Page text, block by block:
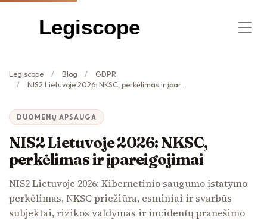
Legiscope
Legiscope Blog
GDPR
NIS2 Lietuvoje 2026: NKSC, perkėlimas ir įpareigojimai
DUOMENŲ APSAUGA
NIS2 Lietuvoje 2026: NKSC,
perkėlimas ir įpareigojimai
NIS2 Lietuvoje 2026: Kibernetinio saugumo įstatymo
perkėlimas, NKSC priežiūra, esminiai ir svarbūs
subjektai, rizikos valdymas ir incidentų pranešimo